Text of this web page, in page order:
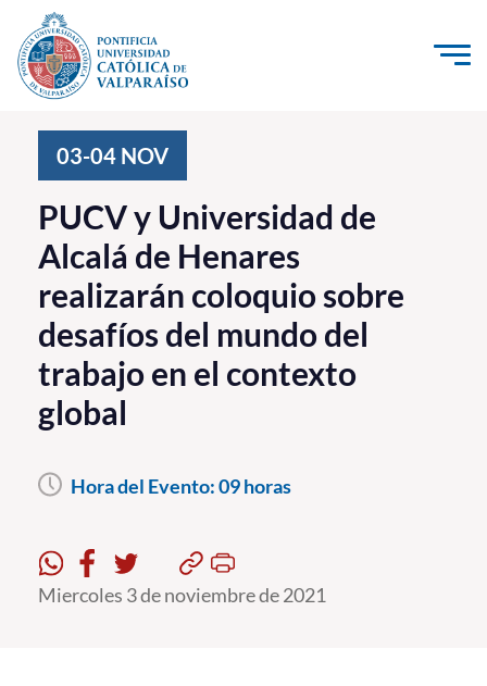
Click acá para ir directamente al contenido
Investigación, Creación e Innovación
PUCV Internacional
Vinculación con el Medio
Admisión
Pregrado
Postgrado
Formación Continua
Estudiantes
Académicos
03-04 NOV
PUCV y Universidad de
Alcalá de Henares
realizarán coloquio sobre
desafíos del mundo del
trabajo en el contexto
global
Hora del Evento:09 horas
Miercoles 3 de noviembre de 2021